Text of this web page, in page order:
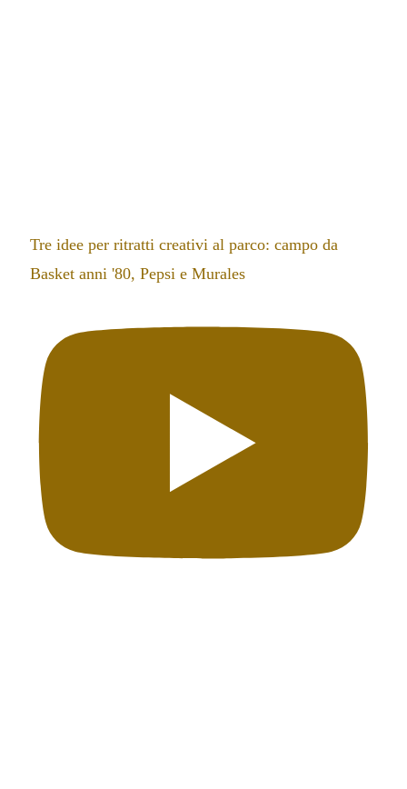
Tre idee per ritratti creativi al parco: campo da
Basket anni '80, Pepsi e Murales